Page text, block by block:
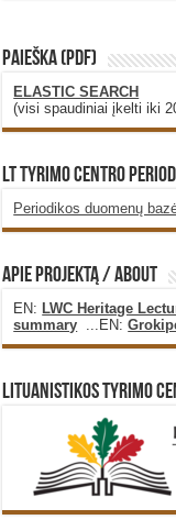
PAIEŠKA (PDF)
ELASTIC SEARCH
(visi spaudiniai įkelti iki
LT Tyrimo Centro
Periodikos duomenų
Apie projektą / About
EN:LWC Heritage
summary ...EN:
Lituanistikos Tyrimo